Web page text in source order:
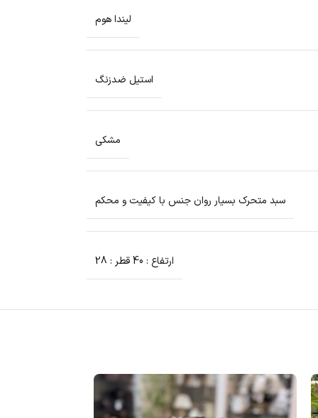
لیندا هوم
استیل ضدزنگ
مشکی
سبد متحرک بسیار روان جنس با کیفیت و محکم
ارتفاع : 40 قطر : 28